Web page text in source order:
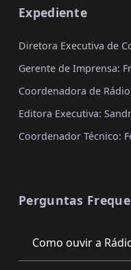
Expediente
Diretora Executiva de
Gerente de Imprensa:
Coordenadora de
Editora Executiva:
Coordenador Técnico:
Perguntas
Como ouvir a